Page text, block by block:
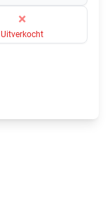
×
Uitverkocht